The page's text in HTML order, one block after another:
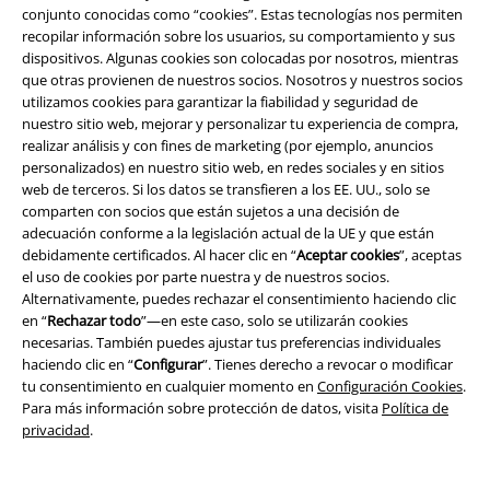
conjunto conocidas como “cookies”. Estas tecnologías nos permiten
recopilar información sobre los usuarios, su comportamiento y sus
dispositivos. Algunas cookies son colocadas por nosotros, mientras
que otras provienen de nuestros socios. Nosotros y nuestros socios
utilizamos cookies para garantizar la fiabilidad y seguridad de
nuestro sitio web, mejorar y personalizar tu experiencia de compra,
realizar análisis y con fines de marketing (por ejemplo, anuncios
personalizados) en nuestro sitio web, en redes sociales y en sitios
web de terceros. Si los datos se transfieren a los EE. UU., solo se
comparten con socios que están sujetos a una decisión de
adecuación conforme a la legislación actual de la UE y que están
debidamente certificados. Al hacer clic en “Aceptar cookies”, aceptas
el uso de cookies por parte nuestra y de nuestros socios.
Alternativamente, puedes rechazar el consentimiento haciendo clic
en “Rechazar todo”—en este caso, solo se utilizarán cookies
necesarias. También puedes ajustar tus preferencias individuales
haciendo clic en “Configurar”. Tienes derecho a revocar o modificar
tu consentimiento en cualquier momento en Configuración Cookies.
Para más información sobre protección de datos, visita Política de
privacidad.
núcleo de One Piece gira en torno al joven pirata Monkey D. Luffy. No
sólo destaca por su vestimenta típica, sino por su inusual flexibilidad.
No es casualidad: cuando comió la fruta chicle, todo su cuerpo se volvió
elástico como la goma. No es de extrañar, pues, que a la baya púrpura
también se la llame la fruta del diablo.
Cuando el pirata elástico cumple 17 años, abandona su hogar y quiere
encontrar el tesoro "One Piece". Si lo encuentra, se convertirá en el rey
de los piratas. A lo largo de sus muchas, muchas aventuras (One Piece
existe desde hace casi tres décadas) se han introducido varios
personajes icónicos, como Roronoa Zoro, Nami, Kaido, Shanks y Sabo.
Con el tiempo, la serie se convirtió en algo más que un éxito: se
convirtió en un imperio. Ha habido largometrajes, especiales de
televisión, videojuegos, juegos de cartas coleccionables e incluso un
parque temático construido en torno al universo de One Piece.
Experimenta por ti mismo las aventuras de la pandilla del
sombrero de paja